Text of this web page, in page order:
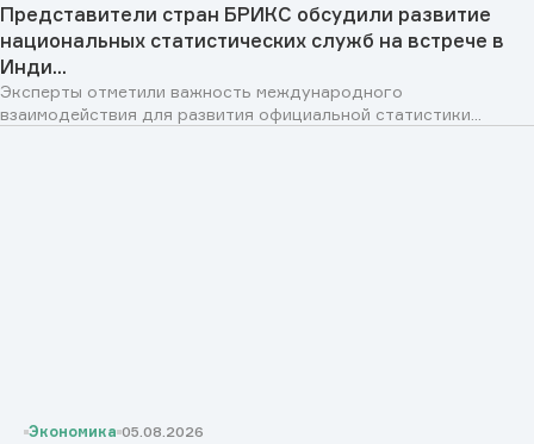
Представители стран БРИКС обсудили развитие
национальных статистических служб на встрече в
Инди...
Эксперты отметили важность международного
взаимодействия для развития официальной статистики...
Экономика 05.08.2026